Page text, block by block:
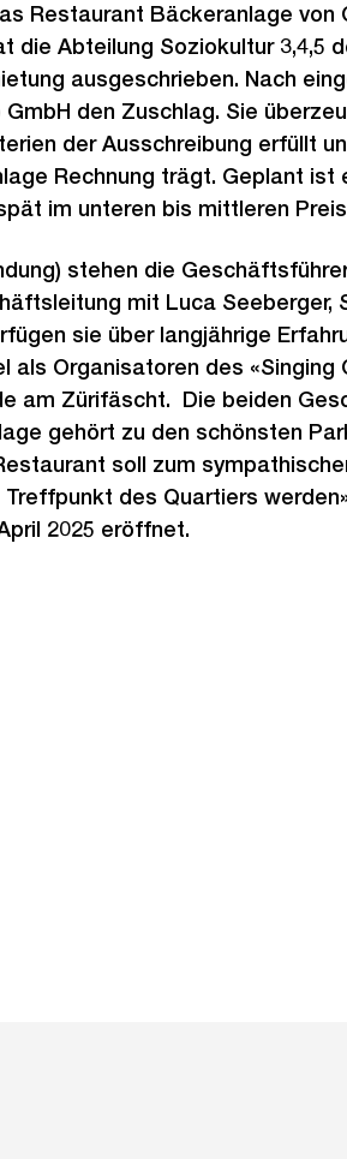
Restaurant Bäckeranlage von
die Abteilung Soziokultur 3,4,5
ausgeschrieben. Nach
den Zuschlag. Sie
der Ausschreibung erfüllt
Rechnung trägt. Geplant ist
im unteren bis mittleren
stehen die
mit Luca Seeberger,
sie über langjährige
als Organisatoren des «Singing
am Zürifäscht. Die beiden
gehört zu den schönsten
soll zum
des Quartiers
2025 eröffnet.